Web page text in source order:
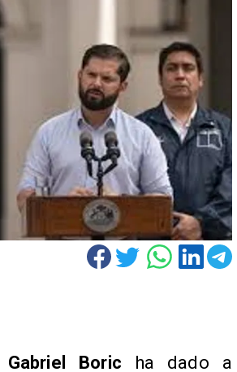
Gabriel Boric ha dado a